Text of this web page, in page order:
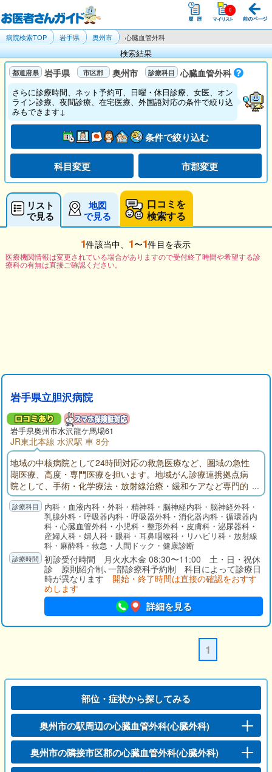
病院検索TOP 岩手県 奥州市 心臓血管外科
検索結果
岩手県 奥州市 心臓血管外科
さらに診療時間、ネット予約可、日曜・休日診療、女医、オン
ライン診療、夜間診療、在宅医療、外国語対応の条件で絞り込
みもできます↓
条件で絞り込む
科目変更 市郡変更
リスト
で見る
地図
で見る
口コミを
検索する
1件該当中、 1〜1件目を表示
医療機関情報は変更されている場合がありますので受付終了時間や希望する診
療科の有無は直接ご確認ください。
岩手県立胆沢病院
岩手県奥州市水沢龍ケ馬場61
JR東北本線 水沢駅 車 8分
地域の中核病院として24時間対応の救急医療など、圏域の急性
期医療、高度・専門医療を担います。地域がん診療連携拠点病
院として、手術・化学療法・放射線治療・緩和ケアなど専門的
ながん医療の提供や、がん患者に対する相談支援・情報提供を
行います。地域医療支援病院として、紹介・逆紹介の推進、地
域医療機関との共同診療、地域の医療従事者・地域住民に対す
る研修・教育を行います。
内科・血液内科・外科・精神科・脳神経内科・脳神経外科・
乳腺外科・呼吸器内科・呼吸器外科・消化器内科・循環器内
科・心臓血管外科・小児科・整形外科・皮膚科・泌尿器科・
産婦人科・婦人科・眼科・耳鼻咽喉科・リハビリ科・放射線
科・麻酔科・救急・人間ドック・健康診断
初診受付時間 月火水木金 08:30〜11:00 土・日・祝休
診 原則紹介制､一部診療科予約制 科目によって診療日
時が異なります 開始・終了時間は直接の確認をおすす
めします
詳細を見る
1
部位・症状から探してみる
奥州市の駅周辺の心臓血管外科(心臓外科)
奥州市の隣接市区郡の心臓血管外科(心臓外科)